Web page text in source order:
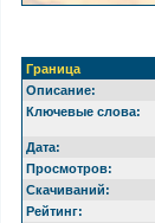
Граница
Описание:
Ключевые слова:
Дата:
Просмотров:
Скачиваний:
Рейтинг: